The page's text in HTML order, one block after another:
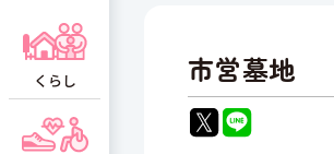
市営墓地
くらし